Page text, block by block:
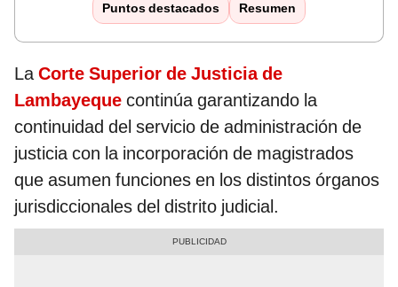
Puntos destacados Resumen
La Corte Superior de Justicia de
Lambayeque continúa garantizando la
continuidad del servicio de administración de
justicia con la incorporación de magistrados
que asumen funciones en los distintos órganos
jurisdiccionales del distrito judicial.